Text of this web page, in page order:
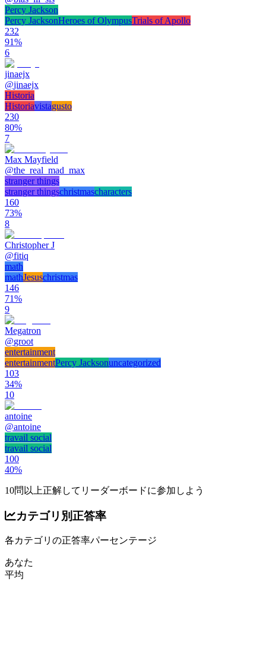
Percy Jackson
Percy JacksonHeroes of OlympusTrials of Apollo
232
91%
6
jinaejx
@jinaejx
Historia
Historiavistagusto
230
80%
7
Max Mayfield
@the_real_mad_max
stranger things
stranger thingschristmascharacters
160
73%
8
Christopher J
@fitiq
math
mathJesuschristmas
146
71%
9
Megatron
@groot
entertainment
entertainmentPercy Jacksonuncategorized
103
34%
10
antoine
@antoine
travail social
travail social
100
40%
10問以上正解してリーダーボードに参加しよう
カテゴリ別正答率
各カテゴリの正答率パーセンテージ
あなた
平均